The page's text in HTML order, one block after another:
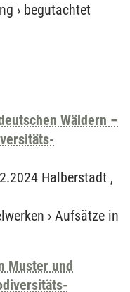
› begutachtet
Wäldern –
Halberstadt ,
› Aufsätze in
Muster und